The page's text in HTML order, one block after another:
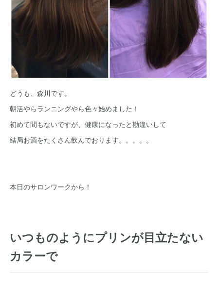
どうも、森川です。
朝活やらランニングやら色々始めました！
初めて間もないですが、健康になったと勘違いして
結局お酒をたくさん飲んでおります。。。。。
本日のサロンワークから！
いつものようにプリンが目立たない
カラーで